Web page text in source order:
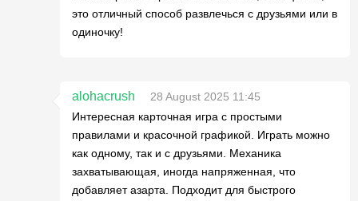
это отличный способ развлечься с друзьями или в
одиночку!
alohacrush
28 August 2025 11:45
Интересная карточная игра с простыми
правилами и красочной графикой. Играть можно
как одному, так и с друзьями. Механика
захватывающая, иногда напряженная, что
добавляет азарта. Подходит для быстрого